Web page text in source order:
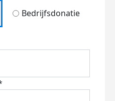
Bedrijfsdonatie